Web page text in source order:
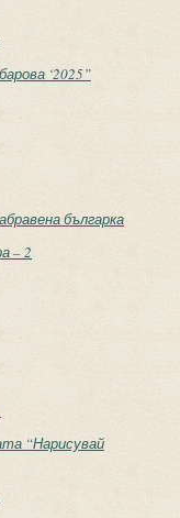
‘2025”
българка
– 2
“Нарисувай